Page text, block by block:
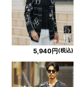
5,940円 (税込)